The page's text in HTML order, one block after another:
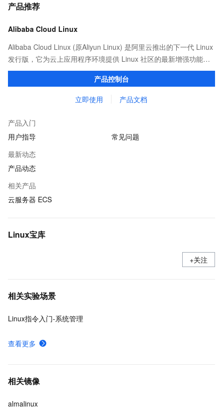
产品推荐
Alibaba Cloud Linux
Alibaba Cloud Linux (原Aliyun Linux) 是阿里云推出的下一代 Linux
发行版，它为云上应用程序环境提供 Linux 社区的最新增强功能，
在提供云上最佳用户体验的同时，也针对阿里云基础设施做了深度
产品控制台
立即使用 产品文档
产品入门
用户指导
常见问题
最新动态
产品动态
相关产品
云服务器 ECS
Linux宝库
+关注
相关实验场景
Linux指令入门-系统管理
查看更多
相关镜像
almalinux